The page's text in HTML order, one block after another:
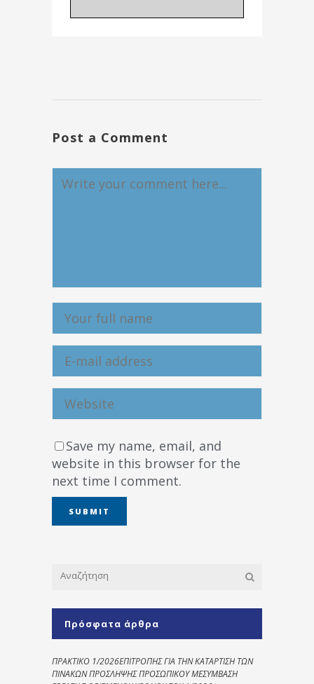
Post a Comment
Save my name, email, and
website in this browser for the
next time I comment.
Πρόσφατα άρθρα
ΠΡΑΚΤΙΚΟ 1/2026ΕΠΙΤΡΟΠΗΣ ΓΙΑ ΤΗΝ ΚΑΤΑΡΤΙΣΗ ΤΩΝ
ΠΙΝΑΚΩΝ ΠΡΟΣΛΗΨΗΣ ΠΡΟΣΩΠΙΚΟΥ ΜΕΣΥΜΒΑΣΗ